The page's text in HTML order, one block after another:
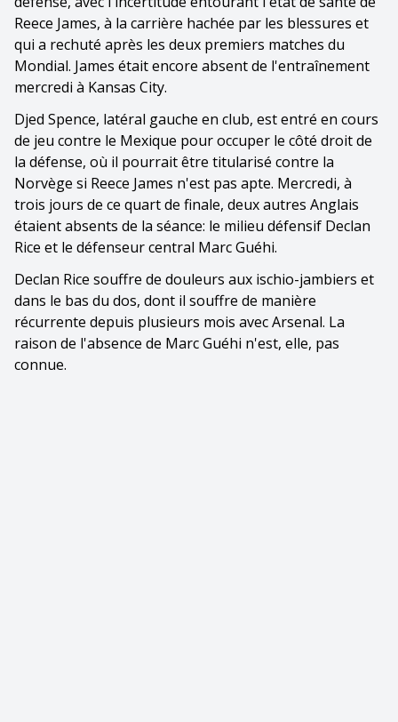
Reece James, à la carrière hachée par les blessures et
qui a rechuté après les deux premiers matches du
Mondial. James était encore absent de l'entraînement
mercredi à Kansas City.
Djed Spence, latéral gauche en club, est entré en cours
de jeu contre le Mexique pour occuper le côté droit de
la défense, où il pourrait être titularisé contre la
Norvège si Reece James n'est pas apte. Mercredi, à
trois jours de ce quart de finale, deux autres Anglais
étaient absents de la séance: le milieu défensif Declan
Rice et le défenseur central Marc Guéhi.
Declan Rice souffre de douleurs aux ischio-jambiers et
dans le bas du dos, dont il souffre de manière
récurrente depuis plusieurs mois avec Arsenal. La
raison de l'absence de Marc Guéhi n'est, elle, pas
connue.